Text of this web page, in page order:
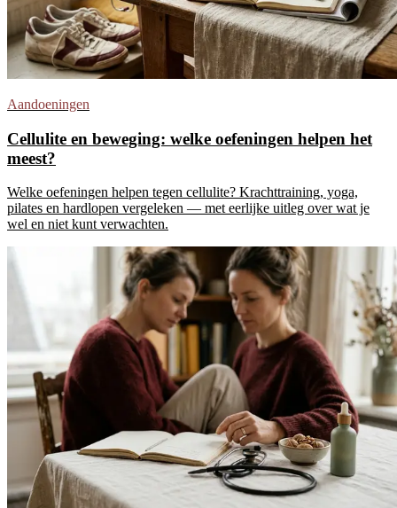
Aandoeningen
Cellulite en beweging: welke oefeningen helpen het
meest?
Welke oefeningen helpen tegen cellulite? Krachttraining, yoga,
pilates en hardlopen vergeleken — met eerlijke uitleg over wat je
wel en niet kunt verwachten.